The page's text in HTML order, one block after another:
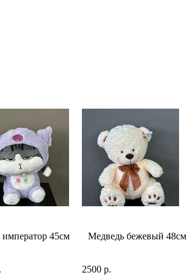
император 45см Медведь бежевый 48см
2500 р.